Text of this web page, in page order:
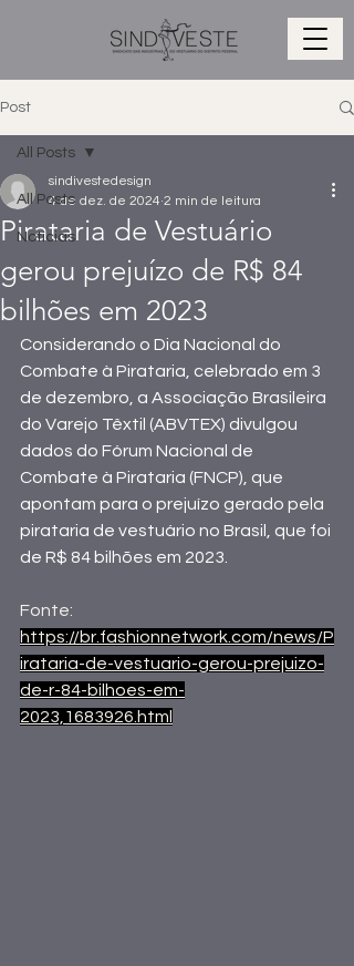
Post
All Posts
Notícias
All Posts
Pirataria de Vestuário
gerou prejuízo de R$ 84
bilhões em 2023
sindivestedesign
4 de dez. de 2024 2 min de leitura
Considerando o Dia Nacional do
Combate à Pirataria, celebrado em 3
de dezembro, a Associação Brasileira
do Varejo Têxtil (ABVTEX) divulgou
dados do Fórum Nacional de
Combate à Pirataria (FNCP), que
apontam para o prejuízo gerado pela
pirataria de vestuário no Brasil, que foi
de R$ 84 bilhões em 2023.
Fonte:
https://br.fashionnetwork.com/news/P
irataria-de-vestuario-gerou-prejuizo-
de-r-84-bilhoes-em-
2023,1683926.html